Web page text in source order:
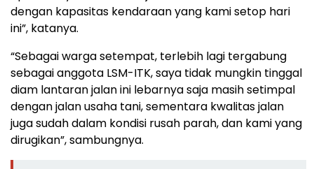
dengan kapasitas kendaraan yang kami setop hari
ini”, katanya.
“Sebagai warga setempat, terlebih lagi tergabung
sebagai anggota LSM-ITK, saya tidak mungkin tinggal
diam lantaran jalan ini lebarnya saja masih setimpal
dengan jalan usaha tani, sementara kwalitas jalan
juga sudah dalam kondisi rusah parah, dan kami yang
dirugikan”, sambungnya.